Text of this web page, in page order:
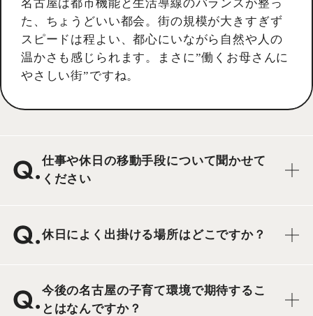
名古屋は都市機能と生活導線のバランスが整っ
た、ちょうどいい都会。街の規模が大きすぎず
スピードは程よい、都心にいながら自然や人の
温かさも感じられます。まさに”働くお母さんに
やさしい街”ですね。
仕事や休日の移動手段について聞かせて
ください
休日によく出掛ける場所はどこですか？
今後の名古屋の子育て環境で期待するこ
とはなんですか？